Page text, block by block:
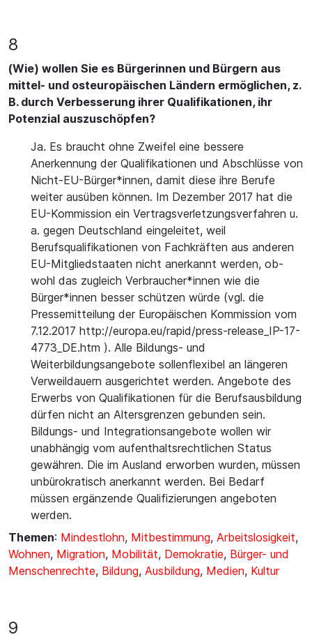
8
(Wie) wollen Sie es Bürgerinnen und Bürgern aus
mittel- und osteuropäischen Ländern ermöglichen, z.
B. durch Verbesserung ihrer Qualifikationen, ihr
Potenzial auszuschöpfen?
Ja. Es braucht ohne Zweifel eine bessere
Anerkennung der Qualifikationen und Abschlüsse von
Nicht-EU-Bürger*innen, damit diese ihre Berufe
weiter ausüben können. Im Dezember 2017 hat die
EU-Kommission ein Vertragsverletzungsverfahren u.
a. gegen Deutschland eingeleitet, weil
Berufsqualifikationen von Fachkräften aus anderen
EU-Mitgliedstaaten nicht anerkannt werden, ob-
wohl das zugleich Verbraucher*innen wie die
Bürger*innen besser schützen würde (vgl. die
Pressemitteilung der Europäischen Kommission vom
7.12.2017 http://europa.eu/rapid/press-release_IP-17-
4773_DE.htm ). Alle Bildungs- und
Weiterbildungsangebote sollenflexibel an längeren
Verweildauern ausgerichtet werden. Angebote des
Erwerbs von Qualifikationen für die Berufsausbildung
dürfen nicht an Altersgrenzen gebunden sein.
Bildungs- und Integrationsangebote wollen wir
unabhängig vom aufenthaltsrechtlichen Status
gewähren. Die im Ausland erworben wurden, müssen
unbürokratisch anerkannt werden. Bei Bedarf
müssen ergänzende Qualifizierungen angeboten
werden.
Themen: Mindestlohn, Mitbestimmung, Arbeitslosigkeit,
Wohnen, Migration, Mobilität, Demokratie, Bürger- und
Menschenrechte, Bildung, Ausbildung, Medien, Kultur
9